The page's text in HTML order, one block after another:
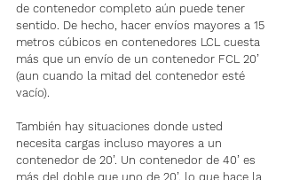
de contenedor completo aún puede tener
sentido. De hecho, hacer envíos mayores a 15
metros cúbicos en contenedores LCL cuesta
más que un envío de un contenedor FCL 20’
(aun cuando la mitad del contenedor esté
vacío).
También hay situaciones donde usted
necesita cargas incluso mayores a un
contenedor de 20’. Un contenedor de 40’ es
más del doble que uno de 20’, lo que hace la